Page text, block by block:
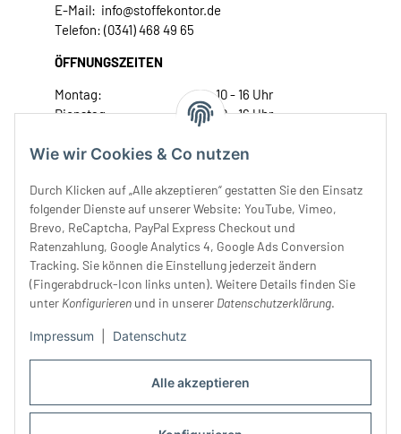
Alle akzeptieren
Wie wir Cookies & Co nutzen
Durch Klicken auf „Alle akzeptieren“ gestatten Sie den Einsatz
folgender Dienste auf unserer Website: YouTube, Vimeo,
Brevo, ReCaptcha, PayPal Express Checkout und
Ratenzahlung, Google Analytics 4, Google Ads Conversion
Tracking. Sie können die Einstellung jederzeit ändern
(Fingerabdruck-Icon links unten). Weitere Details finden Sie
unter Konfigurieren und in unserer Datenschutzerklärung.
Impressum Datenschutz
E-Mail: info@stoffekontor.de
Telefon: (0341) 468 49 65
ÖFFNUNGSZEITEN
Montag:
10 - 16 Uhr
Dienstag:
10 - 16 Uhr
Donnerstag:
10 - 18 Uhr
Samstag:
10 - 14 Uhr
Unser Service
Rechtliches